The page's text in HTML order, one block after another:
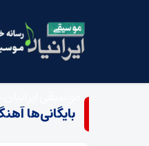
بایگانی‌ها